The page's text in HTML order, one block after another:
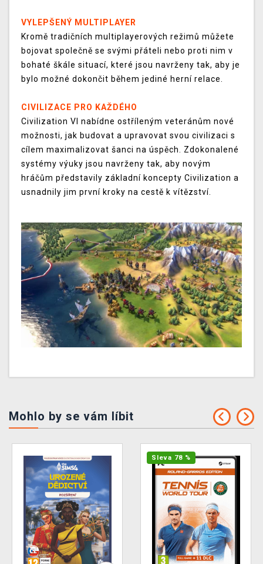
VYLEPŠENÝ MULTIPLAYER
Kromě tradičních multiplayerových režimů můžete
bojovat společně se svými přáteli nebo proti nim v
bohaté škále situací, které jsou navrženy tak, aby je
bylo možné dokončit během jediné herní relace.
CIVILIZACE PRO KAŽDÉHO
Civilization VI nabídne ostříleným veteránům nové
možnosti, jak budovat a upravovat svou civilizaci s
cílem maximalizovat šanci na úspěch. Zdokonalené
systémy výuky jsou navrženy tak, aby novým
hráčům představily základní koncepty Civilization a
usnadnily jim první kroky na cestě k vítězství.
Mohlo by se vám líbit
Sleva 78 %